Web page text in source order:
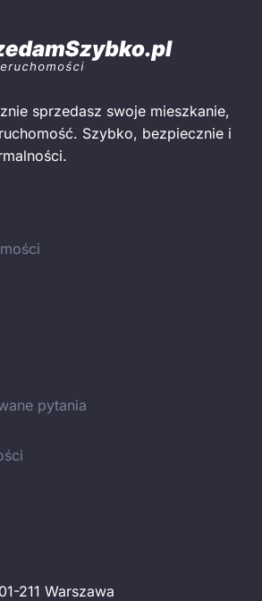
sprzedasz swoje mieszkanie,
Szybko, bezpiecznie i
pytania
211 Warszawa